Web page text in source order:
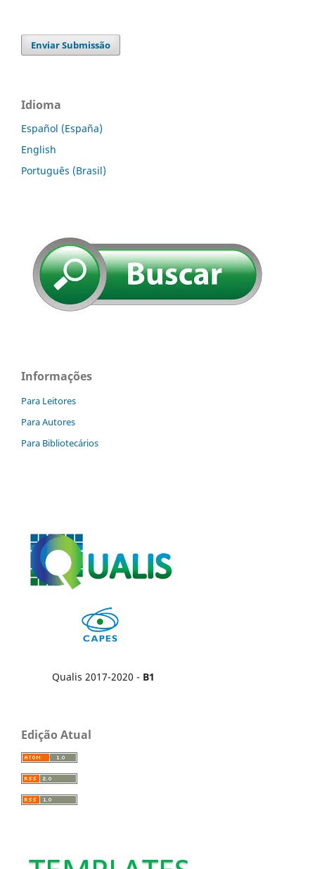
Enviar Submissão
Idioma
Español (España)
English
Português (Brasil)
Informações
Para Leitores
Para Autores
Para Bibliotecários
Qualis 2017-2020 - B1
Edição Atual